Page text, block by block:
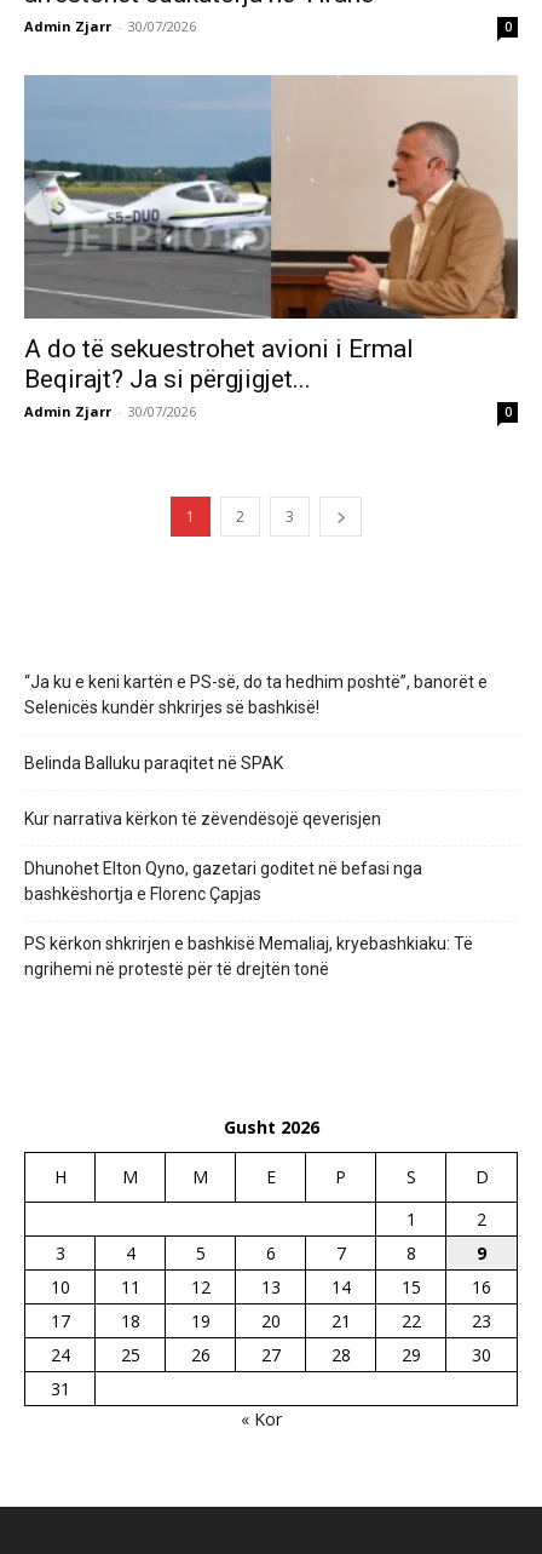
Admin Zjarr - 30/07/2026 0
A do të sekuestrohet avioni i Ermal
Beqirajt? Ja si përgjigjet...
Admin Zjarr - 30/07/2026 0
1 2 3
“Ja ku e keni kartën e PS-së, do ta hedhim poshtë”, banorët e
Selenicës kundër shkrirjes së bashkisë!
Belinda Balluku paraqitet në SPAK
Kur narrativa kërkon të zëvendësojë qeverisjen
Dhunohet Elton Qyno, gazetari goditet në befasi nga
bashkëshortja e Florenc Çapjas
PS kërkon shkrirjen e bashkisë Memaliaj, kryebashkiaku: Të
ngrihemi në protestë për të drejtën tonë
Gusht 2026
H M M E P S
D
1
2
3
4 5 6 7 8
9
10
11 12 13 14 15
16
17
18 19 20 21 22
23
24
25 26 27 28 29
30
31
« Kor